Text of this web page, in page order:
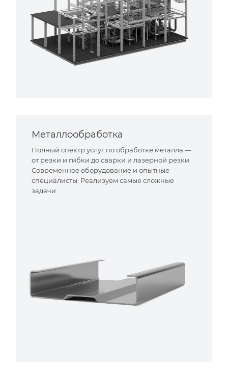
Металлообработка
Полный спектр услуг по обработке металла —
от резки и гибки до сварки и лазерной резки.
Современное оборудование и опытные
специалисты. Реализуем самые сложные
задачи.